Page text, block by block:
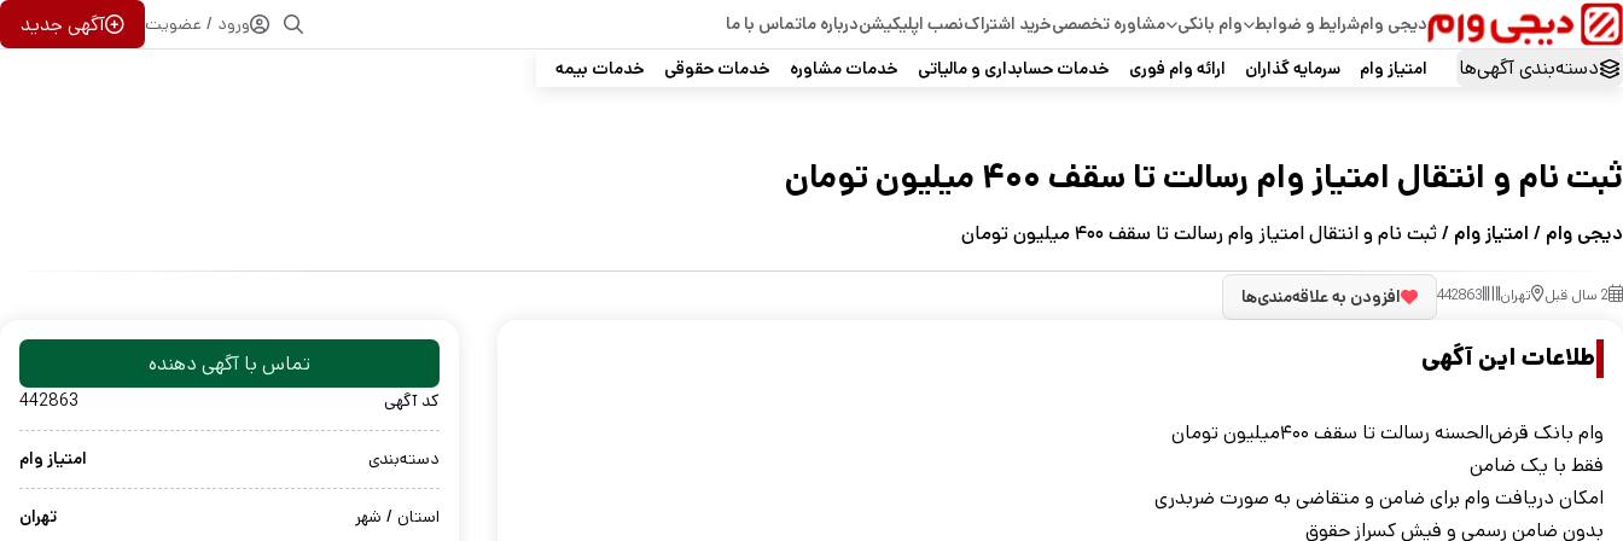
دیجی وامشرایط و ضوابط وام بانکی مشاوره تخصصیخرید اشتراکنصب اپلیکیشندرباره ماتماس با ما ورود / عضویت
آگهی جدید
دسته‌بندی آگهی‌ها
امتیاز وام سرمایه گذاران ارائه وام فوری خدمات حسابداری و مالیاتی خدمات مشاوره خدمات حقوقی خدمات بیمه
ثبت نام و انتقال امتیاز وام رسالت تا سقف ۴۰۰ میلیون تومان
دیجی وام / امتیاز وام / ثبت نام و انتقال امتیاز وام رسالت تا سقف ۴۰۰ میلیون تومان
2 سال قبل تهران 442863 افزودن به علاقه‌مندی‌ها
اطلاعات این آگهی
وام بانک قرض‌الحسنه رسالت تا سقف ۴۰۰میلیون تومان
فقط با یک ضامن
امکان دریافت وام برای ضامن و متقاضی به صورت ضربدری
بدون ضامن رسمی و فیش کسراز حقوق
تماس با آگهی دهنده
کد آگهی 442863
دسته‌بندی امتیاز وام
استان / شهر تهران